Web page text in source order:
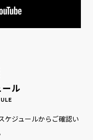
ール
ケジュールからご確認い